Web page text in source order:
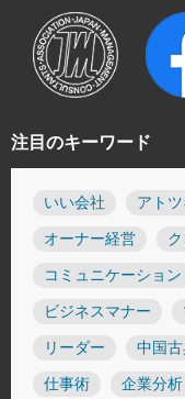
注目のキーワード
いい会社 アト
オーナー経営
コミュニケーション
ビジネスマナー
リーダー 中国
仕事術 企業分析